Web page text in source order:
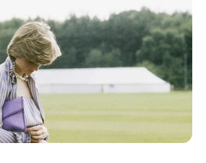
KOMENTAR
dipublikasikan. Ruas yang wajib ditandai*